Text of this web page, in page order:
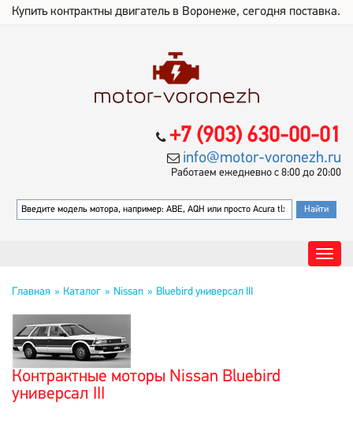
Купить контрактны двигатель в Воронеже, сегодня поставка.
+7 (903) 630-00-01
info@motor-voronezh.ru
Работаем ежедневно с 8:00 до 20:00
Главная Каталог Nissan Bluebird универсал III
Контрактные моторы Nissan Bluebird
универсал III